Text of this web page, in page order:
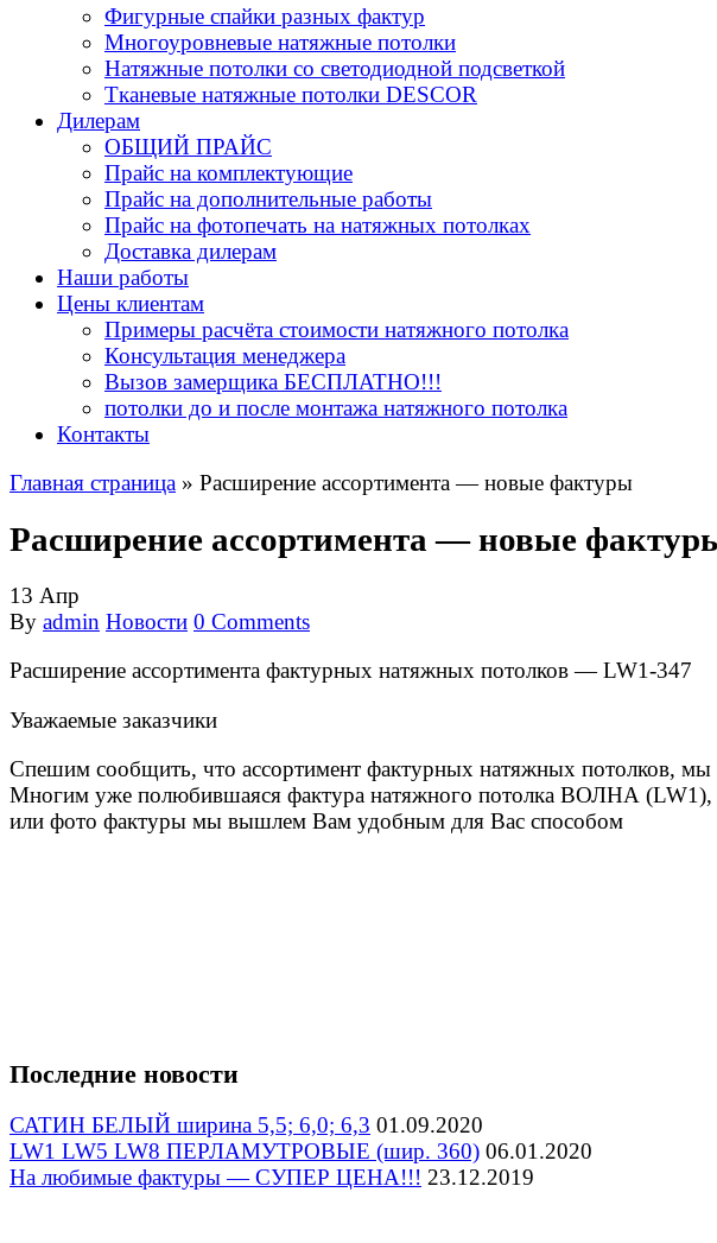
Фигурные спайки разных фактур
Многоуровневые натяжные потолки
Натяжные потолки со светодиодной подсветкой
Тканевые натяжные потолки DESCOR
Дилерам
ОБЩИЙ ПРАЙС
Прайс на комплектующие
Прайс на дополнительные работы
Прайс на фотопечать на натяжных потолках
Доставка дилерам
Наши работы
Цены клиентам
Примеры расчёта стоимости натяжного потолка
Консультация менеджера
Вызов замерщика БЕСПЛАТНО!!!
потолки до и после монтажа натяжного потолка
Контакты
Главная страница » Расширение ассортимента — новые фактуры
Расширение ассортимента — новые
13 Апр
By admin Новости 0 Comments
Расширение ассортимента фактурных натяжных потолков — LW1-347
Уважаемые заказчики
Спешим сообщить, что ассортимент фактурных натяжных потолков, мы
Многим уже полюбившаяся фактура натяжного потолка ВОЛНА
или фото фактуры мы вышлем Вам удобным для Вас способом
Последние новости
САТИН БЕЛЫЙ ширина 5,5; 6,0; 6,3 01.09.2020
LW1 LW5 LW8 ПЕРЛАМУТРОВЫЕ (шир. 360) 06.01.2020
На любимые фактуры — СУПЕР ЦЕНА!!! 23.12.2019